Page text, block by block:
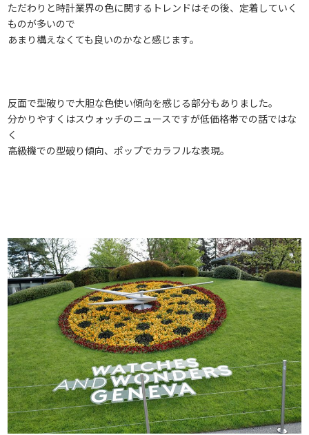
ただわりと時計業界の色に関するトレンドはその後、定着していく
ものが多いので
あまり構えなくても良いのかなと感じます。
反面で型破りで大胆な色使い傾向を感じる部分もありました。
分かりやすくはスウォッチのニュースですが低価格帯での話ではな
く
高級機での型破り傾向、ポップでカラフルな表現。